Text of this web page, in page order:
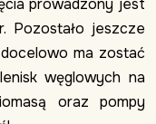
Pozostało jeszcze
ma zostać
węglowych na
oraz pompy